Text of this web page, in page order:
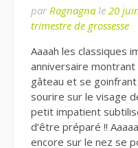
par Ragnagna le 20
trimestre de grossesse
Aaaah les classiques
anniversaire
gâteau et se goinfrant
sourire sur le visage
petit impatient
d’être préparé !!
encore sur le nez se